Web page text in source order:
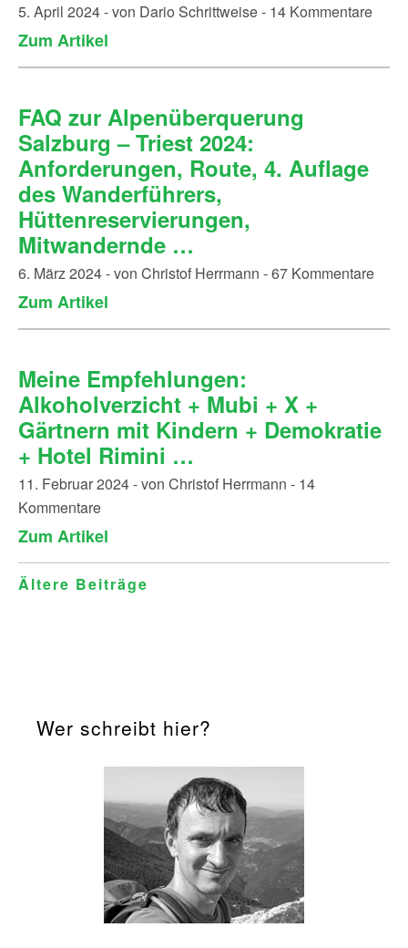
5. April 2024 - von Dario Schrittweise - 14 Kommentare
Zum Artikel
FAQ zur Alpenüberquerung
Salzburg – Triest 2024:
Anforderungen, Route, 4. Auflage
des Wanderführers,
Hüttenreservierungen,
Mitwandernde …
6. März 2024 - von Christof Herrmann - 67 Kommentare
Zum Artikel
Meine Empfehlungen:
Alkoholverzicht + Mubi + X +
Gärtnern mit Kindern + Demokratie
+ Hotel Rimini …
11. Februar 2024 - von Christof Herrmann - 14
Kommentare
Zum Artikel
Beitragsnavigation
Ältere Beiträge
Wer schreibt hier?